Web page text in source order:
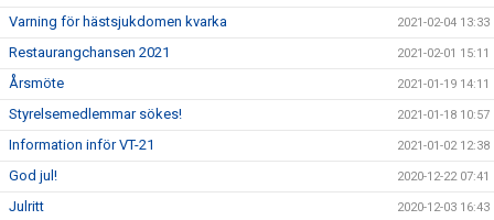
Varning för hästsjukdomen kvarka 2021-02-04 13:33
Restaurangchansen 2021 2021-02-01 15:11
Årsmöte 2021-01-19 14:11
Styrelsemedlemmar sökes! 2021-01-18 10:57
Information inför VT-21 2021-01-02 12:38
God jul! 2020-12-22 07:41
Julritt 2020-12-03 16:43